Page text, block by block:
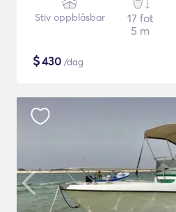
Stiv oppblåsbar
17 fot
5 m
$430 /dag